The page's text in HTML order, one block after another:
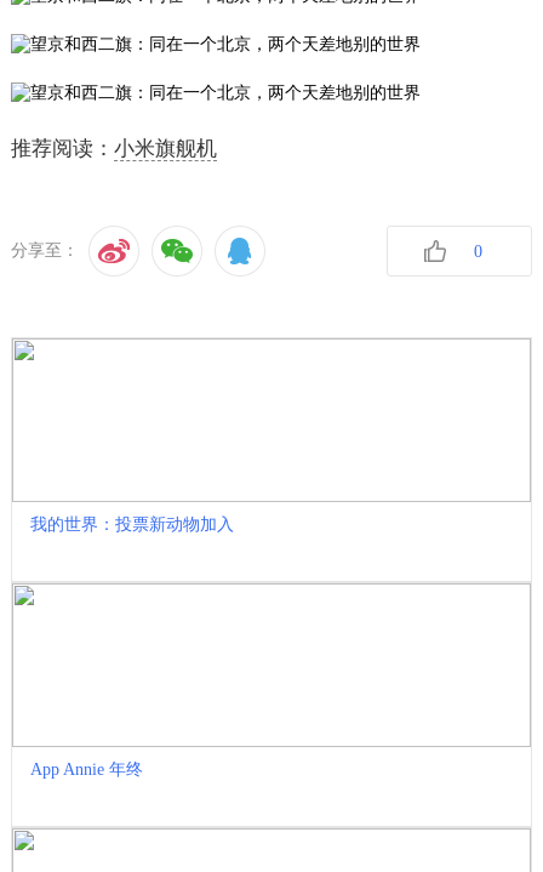
推荐阅读： 小米旗舰机
分享至： 0
我的世界：投票新动物加入
App Annie 年终